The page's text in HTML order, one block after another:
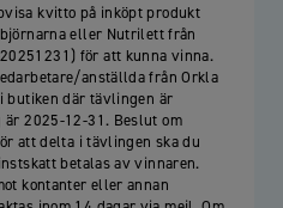
kvitto på inköpt produkt
eller Nutrilett från
för att kunna vinna.
anställda från Orkla
butiken där tävlingen är
2025-12-31. Beslut om
att delta i tävlingen ska du
betalas av vinnaren.
kontanter eller annan